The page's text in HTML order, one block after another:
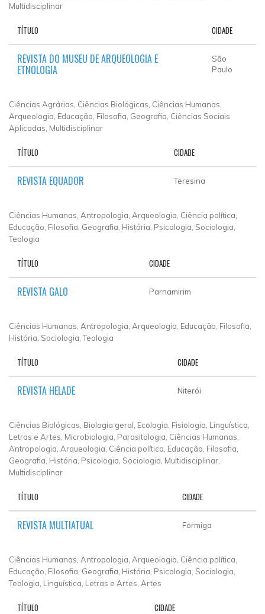
Multidisciplinar
TÍTULO CIDADE
REVISTA DO MUSEU DE ARQUEOLOGIA E
ETNOLOGIA
São
Paulo
Ciências Agrárias, Ciências Biológicas, Ciências Humanas,
Arqueologia, Educação, Filosofia, Geografia, Ciências Sociais
Aplicadas, Multidisciplinar
TÍTULO CIDADE
REVISTA EQUADOR Teresina
Ciências Humanas, Antropologia, Arqueologia, Ciência política,
Educação, Filosofia, Geografia, História, Psicologia, Sociologia,
Teologia
TÍTULO CIDADE
REVISTA GALO Parnamirim
Ciências Humanas, Antropologia, Arqueologia, Educação, Filosofia,
História, Sociologia, Teologia
TÍTULO CIDADE
REVISTA HELADE Niterói
Ciências Biológicas, Biologia geral, Ecologia, Fisiologia, Linguística,
Letras e Artes, Microbiologia, Parasitologia, Ciências Humanas,
Antropologia, Arqueologia, Ciência política, Educação, Filosofia,
Geografia, História, Psicologia, Sociologia, Multidisciplinar,
Multidisciplinar
TÍTULO CIDADE
REVISTA MULTIATUAL Formiga
Ciências Humanas, Antropologia, Arqueologia, Ciência política,
Educação, Filosofia, Geografia, História, Psicologia, Sociologia,
Teologia, Linguística, Letras e Artes, Artes
TÍTULO CIDADE